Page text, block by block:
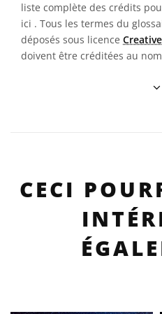
liste complète des crédits
ici . Tous les termes du
déposés sous licence
doivent être créditées au
CECI